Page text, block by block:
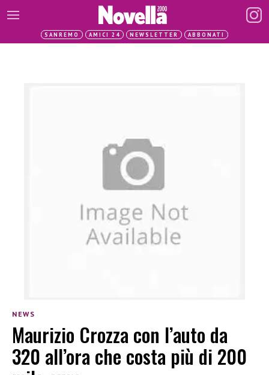
SANREMO AMICI 24 NEWSLETTER ABBONATI
NEWS
Maurizio Crozza con l’auto da
320 all’ora che costa più di 200